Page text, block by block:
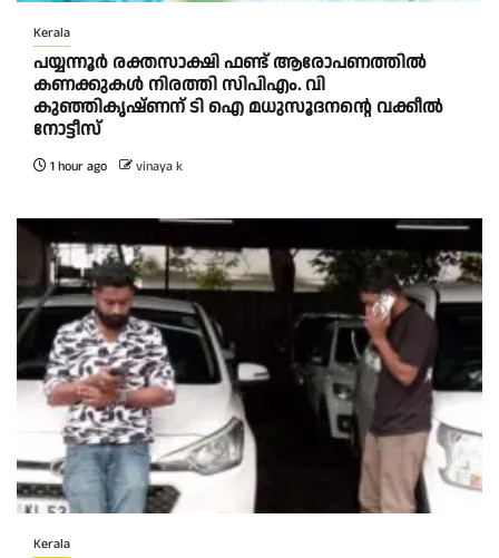
Kerala
പയ്യന്നൂർ രക്തസാക്ഷി ഫണ്ട് ആരോപണത്തിൽ
കണക്കുകൾ നിരത്തി സിപിഎം. വി
കുഞ്ഞികൃഷ്ണന് ടി ഐ മധുസൂദനൻ്റെ വക്കീൽ
നോട്ടീസ്
1 hour ago vinaya k
Kerala